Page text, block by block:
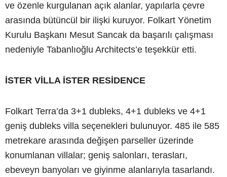
ve özenle kurgulanan açık alanlar, yapılarla çevre
arasında bütüncül bir ilişki kuruyor. Folkart Yönetim
Kurulu Başkanı Mesut Sancak da başarılı çalışması
nedeniyle Tabanlıoğlu Architects’e teşekkür etti.
İSTER VİLLA İSTER RESİDENCE
Folkart Terra’da 3+1 dubleks, 4+1 dubleks ve 4+1
geniş dubleks villa seçenekleri bulunuyor. 485 ile 585
metrekare arasında değişen parseller üzerinde
konumlanan villalar; geniş salonları, terasları,
ebeveyn banyoları ve giyinme alanlarıyla tasarlandı.